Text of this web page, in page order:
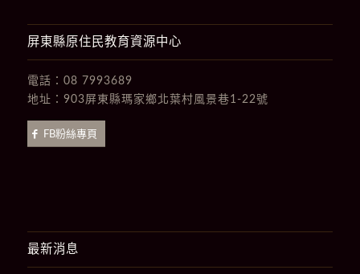
屏東縣原住民教育資源中心
電話： 08 7993689
地址： 903屏東縣瑪家鄉北葉村風景巷1-22號
FB粉絲專頁
最新消息